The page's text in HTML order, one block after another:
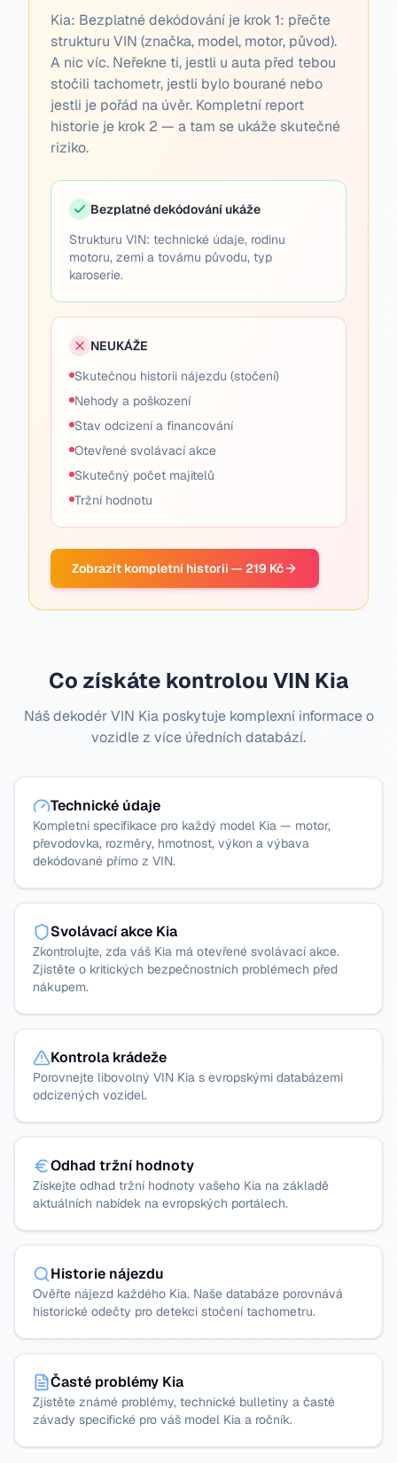
Kia: Bezplatné dekódování je krok 1: přečte
strukturu VIN (značka, model, motor, původ).
A nic víc. Neřekne ti, jestli u auta před tebou
stočili tachometr, jestli bylo bourané nebo
jestli je pořád na úvěr. Kompletní report
historie je krok 2 — a tam se ukáže skutečné
riziko.
Bezplatné dekódování ukáže
Strukturu VIN: technické údaje, rodinu
motoru, zemi a továrnu původu, typ
karoserie.
NEUKÁŽE
Skutečnou historii nájezdu (stočení)
Nehody a poškození
Stav odcizení a financování
Otevřené svolávací akce
Skutečný počet majitelů
Tržní hodnotu
Zobrazit kompletní historii — 219 Kč
Co získáte kontrolou VIN Kia
Náš dekodér VIN Kia poskytuje komplexní informace o
vozidle z více úředních databází.
Technické údaje
Kompletní specifikace pro každý model Kia — motor,
převodovka, rozměry, hmotnost, výkon a výbava
dekódované přímo z VIN.
Svolávací akce Kia
Zkontrolujte, zda váš Kia má otevřené svolávací akce.
Zjistěte o kritických bezpečnostních problémech před
nákupem.
Kontrola krádeže
Porovnejte libovolný VIN Kia s evropskými databázemi
odcizených vozidel.
Odhad tržní hodnoty
Získejte odhad tržní hodnoty vašeho Kia na základě
aktuálních nabídek na evropských portálech.
Historie nájezdu
Ověřte nájezd každého Kia. Naše databáze porovnává
historické odečty pro detekci stočení tachometru.
Časté problémy Kia
Zjistěte známé problémy, technické bulletiny a časté
závady specifické pro váš model Kia a ročník.